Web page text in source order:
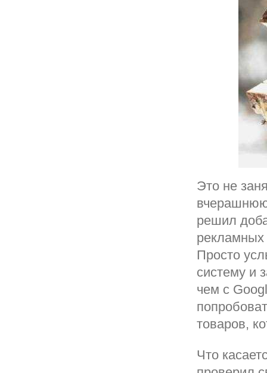
Это не
решил
рекламных
Просто
систему и
чем с
товаров,
Что